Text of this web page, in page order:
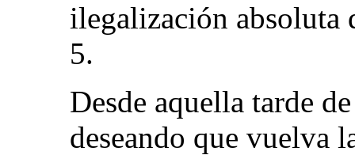
ilegalización absoluta
5.
Desde aquella tarde
deseando que vuelva